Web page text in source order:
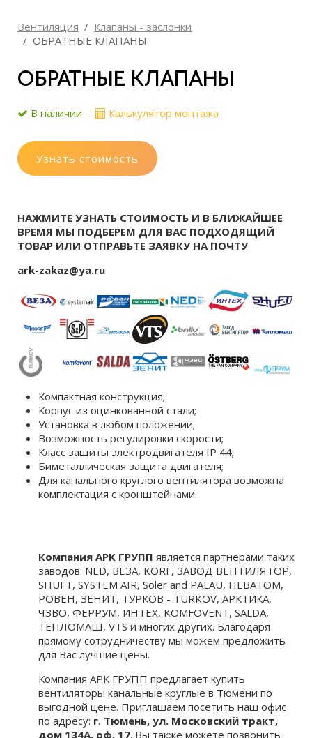
Вентиляция
Клапаны - заслонки
ОБРАТНЫЕ КЛАПАНЫ
ОБРАТНЫЕ КЛАПАНЫ
В наличии Калькулятор монтажа
Узнать стоимость
НАЖМИТЕ УЗНАТЬ СТОИМОСТЬ И В БЛИЖАЙШЕЕ
ВРЕМЯ МЫ ПОДБЕРЕМ ДЛЯ ВАС ПОДХОДЯЩИЙ
ТОВАР ИЛИ ОТПРАВЬТЕ ЗАЯВКУ НА ПОЧТУ
ark-zakaz@ya.ru
Компактная конструкция;
Корпус из оцинкованной стали;
Установка в любом положении;
Возможность регулировки скорости;
Класс защиты электродвигателя IP 44;
Биметаллическая защита двигателя;
Для канального круглого вентилятора возможна
комплектация c кронштейнами.
Компания АРК ГРУПП является партнерами таких
заводов: NED, ВЕЗА, KORF, ЗАВОД ВЕНТИЛЯТОР,
SHUFT, SYSTEM AIR, Soler and PALAU, НЕВАТОМ,
РОВЕН, ЗЕНИТ, ТУРКОВ - TURKOV, АРКТИКА,
ЧЗВО, ФЕРРУМ, ИНТЕХ, KOMFOVENT, SALDA,
ТЕПЛОМАШ, VTS и многих других. Благодаря
прямому сотрудничеству мы можем предложить
для Вас лучшие цены.
Компания АРК ГРУПП предлагает купить
вентиляторы канальные круглые в Тюмени по
выгодной цене. Приглашаем посетить наш офис
по адресу: г. Тюмень, ул. Московский тракт,
дом 134А, оф. 17. Вы также можете позвонить